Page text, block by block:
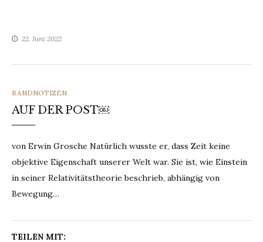
22. Juni 2022
CATEGORIES
RANDNOTIZEN
AUF DER POST￼
von Erwin Grosche Natürlich wusste er, dass Zeit keine
objektive Eigenschaft unserer Welt war. Sie ist, wie Einstein
in seiner Relativitätstheorie beschrieb, abhängig von
Bewegung…
TEILEN MIT: